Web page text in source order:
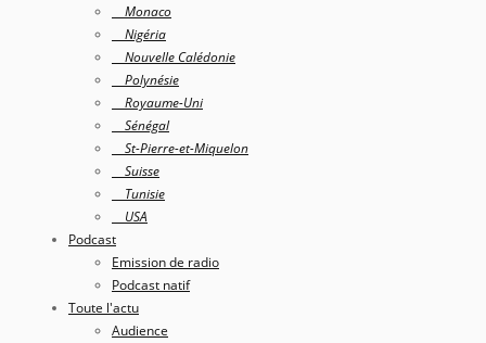
Monaco
Nigéria
Nouvelle Calédonie
Polynésie
Royaume-Uni
Sénégal
St-Pierre-et-Miquelon
Suisse
Tunisie
USA
Podcast
Emission de radio
Podcast natif
Toute l'actu
Audience